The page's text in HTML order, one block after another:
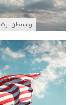
واشنطن